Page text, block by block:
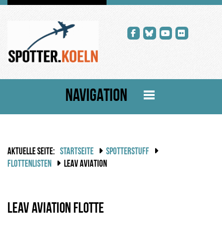
NAVIGATION
AKTUELLE SEITE: STARTSEITE
SPOTTERSTUFF
FLOTTENLISTEN
LEAV AVIATION
Leav Aviation Flotte